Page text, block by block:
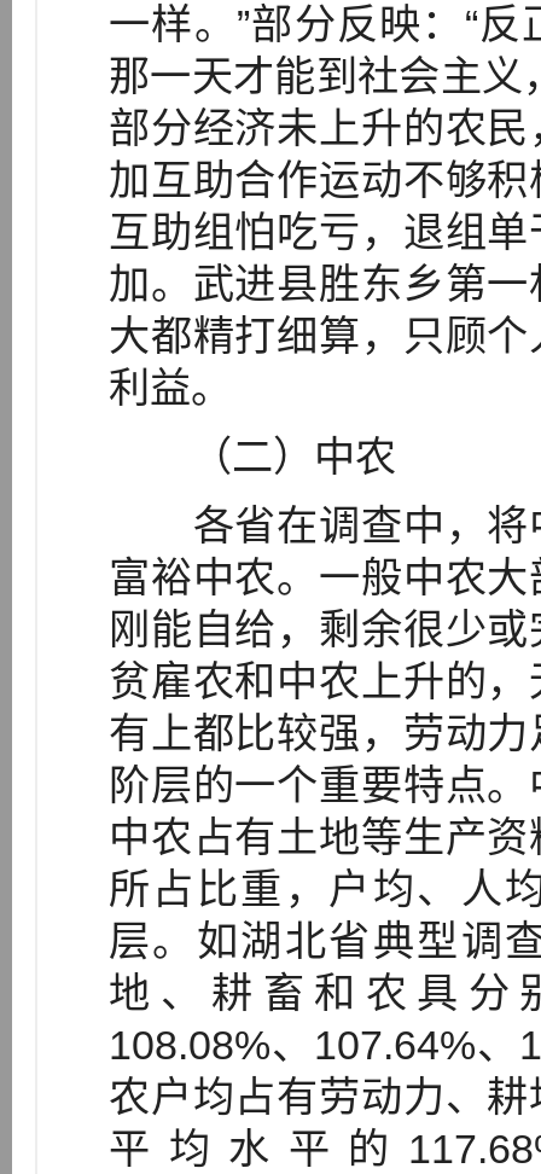
一样。”部分反映：“
那一天才能到社会主义
部分经济未上升的农
加互助合作运动不够
互助组怕吃亏，退组
加。武进县胜东乡第
大都精打细算，只顾
利益。
（二）中农
各省在调查中，将
富裕中农。一般中农
刚能自给，剩余很少
贫雇农和中农上升的
有上都比较强，劳动
阶层的一个重要特点
中农占有土地等生产
所占比重，户均、人
层。如湖北省典型调
地、耕畜和农具分
108.08%、107.64%、
农户均占有劳动力、
平均水平的